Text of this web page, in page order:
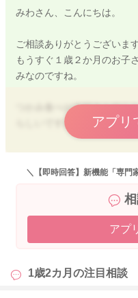
みわさん、こんにちは。
ご相談ありがとうございます
もうすぐ１歳２か月のお子
みなのですね。
つかみ食べが大好きとのこ
らしいですね。
１～２歳児のヨウ素の推奨
㎍/日です。
ｇ程度となります。(この
らいの大判のものです。)
海苔に含まれるヨウ素量は
上限量には達しませんが、
海藻類を摂取する事を考慮
アプリ
＼【即時回答】新機能「専門
アプ
1歳2カ月の注目相談